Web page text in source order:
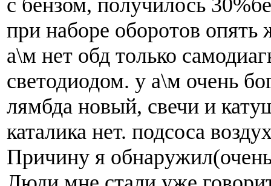
с бензом, получилось
при наборе оборотов опять
а\м нет обд только
светодиодом. у а\м очень
лямбда новый, свечи и
каталика нет. подсоса
Причину я